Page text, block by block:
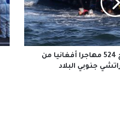
باكستان تطلق سراح 524 مهاجرا أفغانيا من
جنوبي البلاد